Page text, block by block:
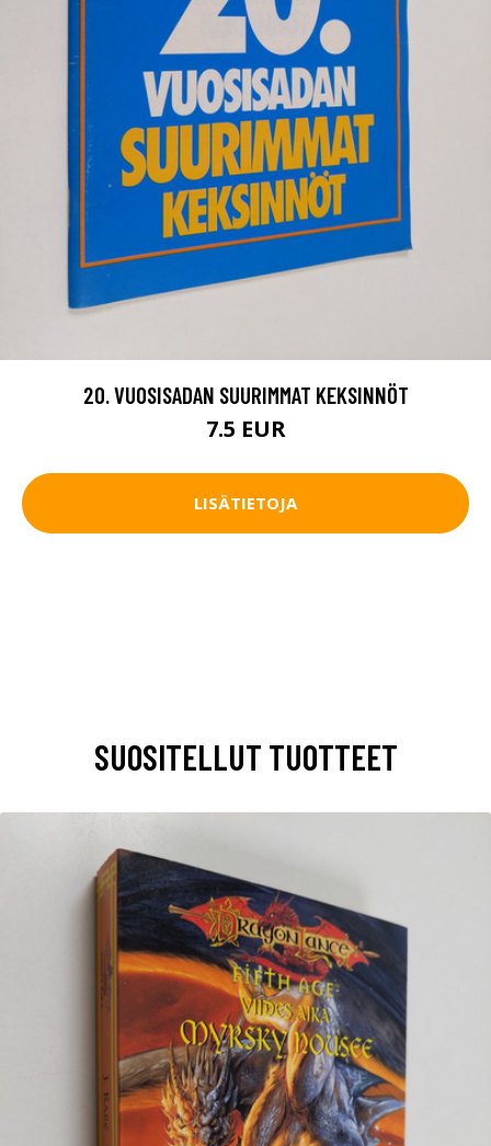
20. VUOSISADAN SUURIMMAT KEKSINNÖT
7.5 EUR
LISÄTIETOJA
SUOSITELLUT TUOTTEET